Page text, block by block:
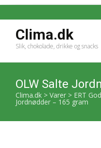
Clima.dk
Slik, chokolade, drikke og snacks
OLW Salte
Clima.dk > Varer > ERT
Jordnødder – 165 gram